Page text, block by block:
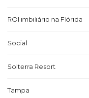
ROI imbiliário na Flórida
Social
Solterra Resort
Tampa